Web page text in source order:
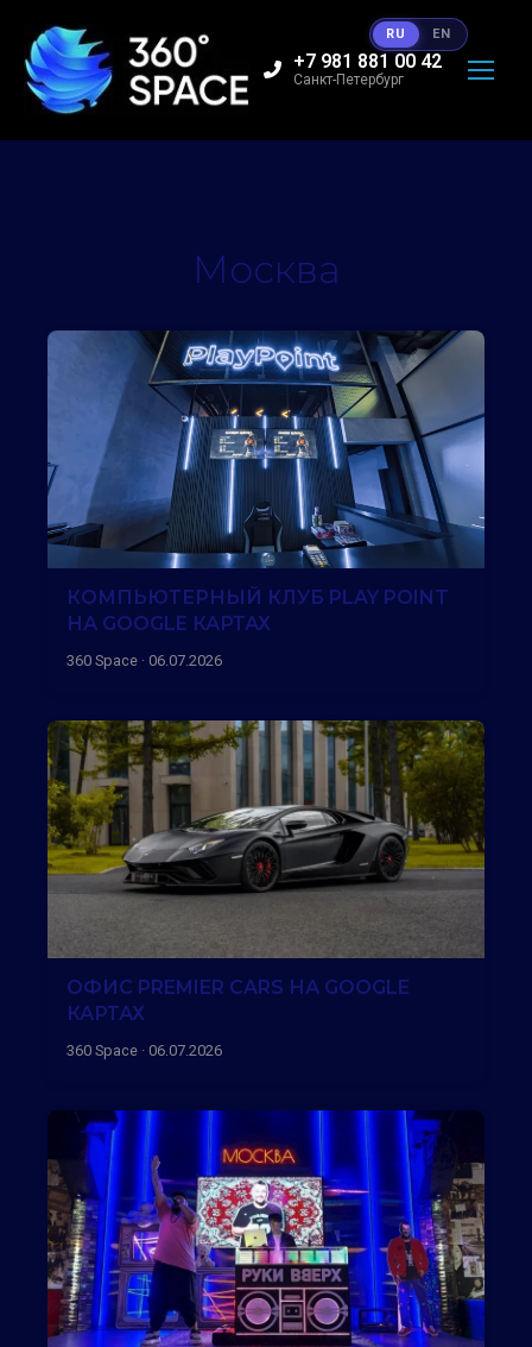
+7 981 881 00 42
Санкт-Петербург
Москва
КОМПЬЮТЕРНЫЙ КЛУБ PLAY POINT
НА GOOGLE КАРТАХ
360 Space · 06.07.2026
ОФИС PREMIER CARS НА GOOGLE
КАРТАХ
360 Space · 06.07.2026
RU EN